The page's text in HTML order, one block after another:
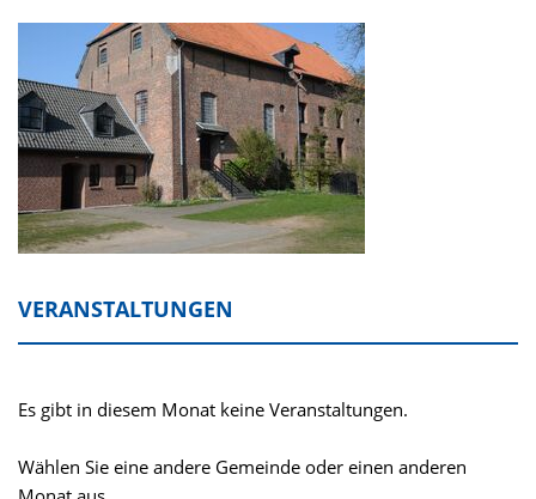
VERANSTALTUNGEN
Es gibt in diesem Monat keine Veranstaltungen.
Wählen Sie eine andere Gemeinde oder einen anderen